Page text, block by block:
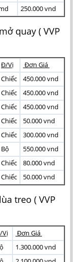
250.000 vnd
quay ( VVP
Đ/Vị
Đơn Giá
Chiếc
450.000 vnd
Chiếc
450.000 vnd
Chiếc
450.000 vnd
Chiếc
50.000 vnd
Chiếc
300.000 vnd
Bộ
550.000 vnd
Chiếc
80.000 vnd
Chiếc 50.000 vnd
treo ( VVP
Vị
Đơn Giá
1.300.000 vnd